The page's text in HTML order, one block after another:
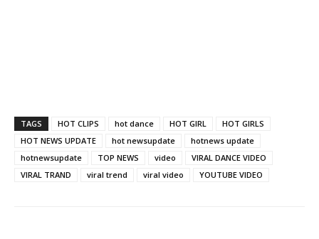
TAGS HOT CLIPS hot dance HOT GIRL
HOT GIRLS
HOT NEWS UPDATE
hot newsupdate
hotnews update
hotnewsupdate
TOP NEWS video
VIRAL DANCE VIDEO
VIRAL TRAND
viral trend viral video YOUTUBE VIDEO